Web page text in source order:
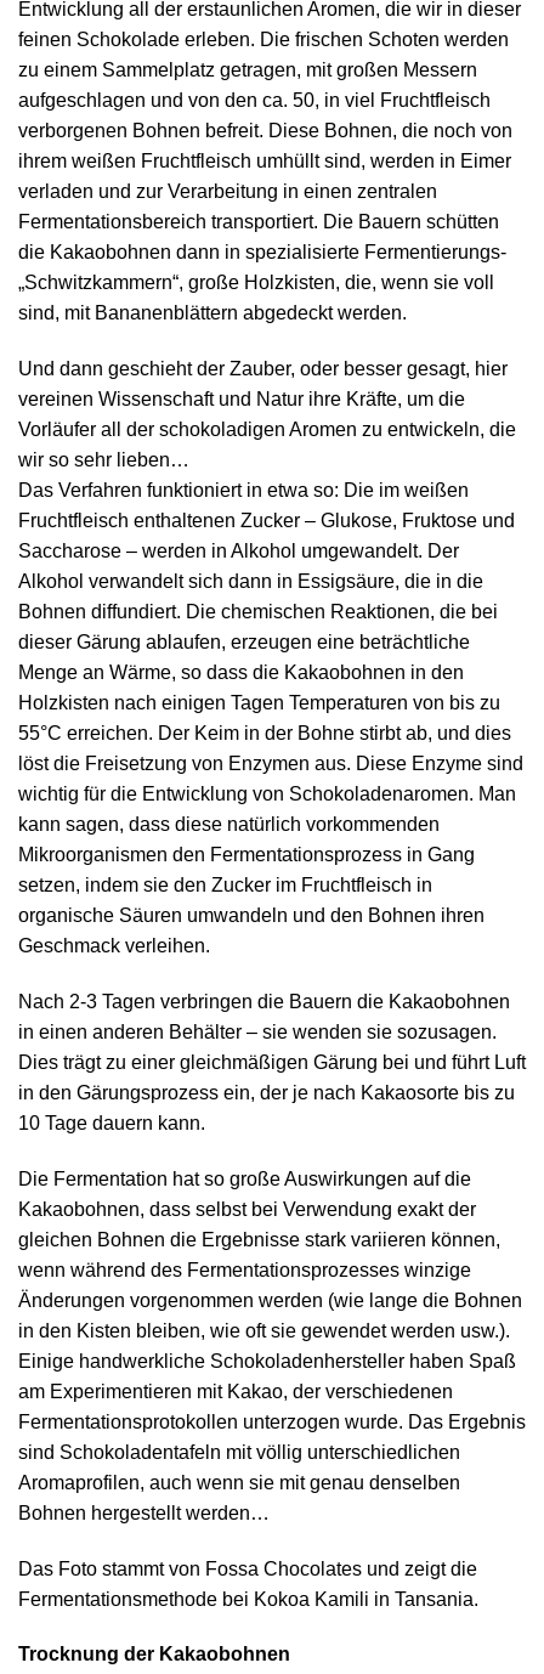
Entwicklung all der erstaunlichen Aromen, die wir in dieser
feinen Schokolade erleben. Die frischen Schoten werden
zu einem Sammelplatz getragen, mit großen Messern
aufgeschlagen und von den ca. 50, in viel Fruchtfleisch
verborgenen Bohnen befreit. Diese Bohnen, die noch von
ihrem weißen Fruchtfleisch umhüllt sind, werden in Eimer
verladen und zur Verarbeitung in einen zentralen
Fermentationsbereich transportiert. Die Bauern schütten
die Kakaobohnen dann in spezialisierte Fermentierungs-
„Schwitzkammern“, große Holzkisten, die, wenn sie voll
sind, mit Bananenblättern abgedeckt werden.
Und dann geschieht der Zauber, oder besser gesagt, hier
vereinen Wissenschaft und Natur ihre Kräfte, um die
Vorläufer all der schokoladigen Aromen zu entwickeln, die
wir so sehr lieben…
Das Verfahren funktioniert in etwa so: Die im weißen
Fruchtfleisch enthaltenen Zucker – Glukose, Fruktose und
Saccharose – werden in Alkohol umgewandelt. Der
Alkohol verwandelt sich dann in Essigsäure, die in die
Bohnen diffundiert. Die chemischen Reaktionen, die bei
dieser Gärung ablaufen, erzeugen eine beträchtliche
Menge an Wärme, so dass die Kakaobohnen in den
Holzkisten nach einigen Tagen Temperaturen von bis zu
55°C erreichen. Der Keim in der Bohne stirbt ab, und dies
löst die Freisetzung von Enzymen aus. Diese Enzyme sind
wichtig für die Entwicklung von Schokoladenaromen. Man
kann sagen, dass diese natürlich vorkommenden
Mikroorganismen den Fermentationsprozess in Gang
setzen, indem sie den Zucker im Fruchtfleisch in
organische Säuren umwandeln und den Bohnen ihren
Geschmack verleihen.
Nach 2-3 Tagen verbringen die Bauern die Kakaobohnen
in einen anderen Behälter – sie wenden sie sozusagen.
Dies trägt zu einer gleichmäßigen Gärung bei und führt Luft
in den Gärungsprozess ein, der je nach Kakaosorte bis zu
10 Tage dauern kann.
Die Fermentation hat so große Auswirkungen auf die
Kakaobohnen, dass selbst bei Verwendung exakt der
gleichen Bohnen die Ergebnisse stark variieren können,
wenn während des Fermentationsprozesses winzige
Änderungen vorgenommen werden (wie lange die Bohnen
in den Kisten bleiben, wie oft sie gewendet werden usw.).
Einige handwerkliche Schokoladenhersteller haben Spaß
am Experimentieren mit Kakao, der verschiedenen
Fermentationsprotokollen unterzogen wurde. Das Ergebnis
sind Schokoladentafeln mit völlig unterschiedlichen
Aromaprofilen, auch wenn sie mit genau denselben
Bohnen hergestellt werden…
Das Foto stammt von Fossa Chocolates und zeigt die
Fermentationsmethode bei Kokoa Kamili in Tansania.
Trocknung der Kakaobohnen